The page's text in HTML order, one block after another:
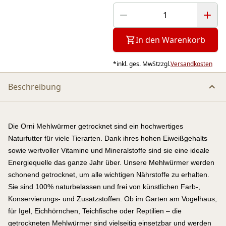
In den Warenkorb
*inkl. ges. MwStzzgl.Versandkosten
Beschreibung
Die Orni Mehlwürmer getrocknet sind ein hochwertiges
Naturfutter für viele Tierarten. Dank ihres hohen Eiweißgehalts
sowie wertvoller Vitamine und Mineralstoffe sind sie eine ideale
Energiequelle das ganze Jahr über. Unsere Mehlwürmer werden
schonend getrocknet, um alle wichtigen Nährstoffe zu erhalten.
Sie sind 100% naturbelassen und frei von künstlichen Farb-,
Konservierungs- und Zusatzstoffen. Ob im Garten am Vogelhaus,
für Igel, Eichhörnchen, Teichfische oder Reptilien – die
getrockneten Mehlwürmer sind vielseitig einsetzbar und werden